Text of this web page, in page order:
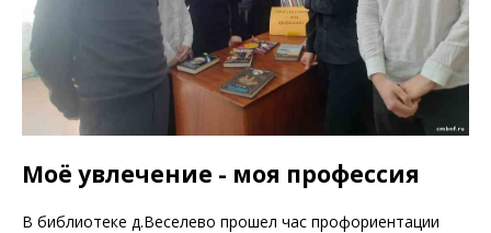
Моё увлечение - моя профессия
В библиотеке д.Веселево прошел час профориентации